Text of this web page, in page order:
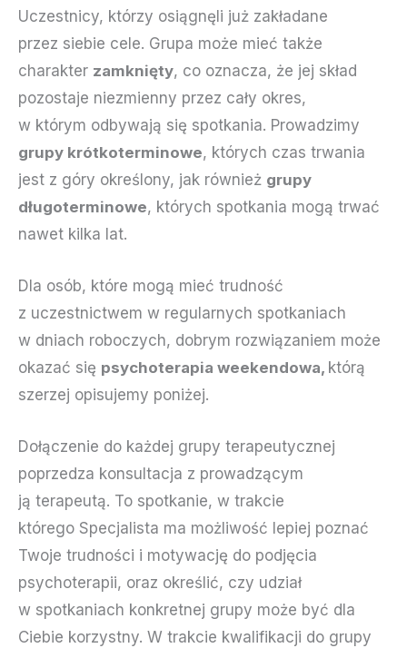
Uczestnicy, którzy osiągnęli już zakładane
przez siebie cele. Grupa może mieć także
charakter zamknięty, co oznacza, że jej skład
pozostaje niezmienny przez cały okres,
w którym odbywają się spotkania. Prowadzimy
grupy krótkoterminowe, których czas trwania
jest z góry określony, jak również grupy
długoterminowe, których spotkania mogą trwać
nawet kilka lat.
Dla osób, które mogą mieć trudność
z uczestnictwem w regularnych spotkaniach
w dniach roboczych, dobrym rozwiązaniem może
okazać się psychoterapia weekendowa, którą
szerzej opisujemy poniżej.
Dołączenie do każdej grupy terapeutycznej
poprzedza konsultacja z prowadzącym
ją terapeutą. To spotkanie, w trakcie
którego Specjalista ma możliwość lepiej poznać
Twoje trudności i motywację do podjęcia
psychoterapii, oraz określić, czy udział
w spotkaniach konkretnej grupy może być dla
Ciebie korzystny. W trakcie kwalifikacji do grupy